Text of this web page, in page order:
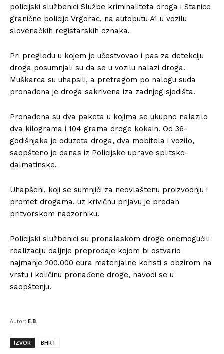
policijski službenici Službe kriminaliteta droga i Stanice
granične policije Vrgorac, na autoputu A1 u vozilu
slovenačkih registarskih oznaka.
Pri pregledu u kojem je učestvovao i pas za detekciju
droga posumnjali su da se u vozilu nalazi droga.
Muškarca su uhapsili, a pretragom po nalogu suda
pronađena je droga sakrivena iza zadnjeg sjedišta.
Pronađena su dva paketa u kojima se ukupno nalazilo
dva kilograma i 104 grama droge kokain. Od 36-
godišnjaka je oduzeta droga, dva mobitela i vozilo,
saopšteno je danas iz Policijske uprave splitsko-
dalmatinske.
Uhapšeni, koji se sumnjiči za neovlaštenu proizvodnju i
promet drogama, uz krivičnu prijavu je predan
pritvorskom nadzorniku.
Policijski službenici su pronalaskom droge onemogućili
realizaciju daljnje preprodaje kojom bi ostvario
najmanje 200.000 eura materijalne koristi s obzirom na
vrstu i količinu pronađene droge, navodi se u
saopštenju.
Autor: E.B.
IZVOR BHRT